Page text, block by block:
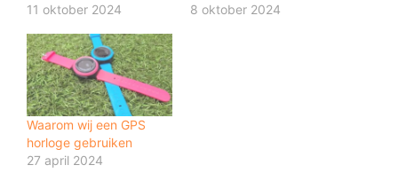
11 oktober 2024
8 oktober 2024
Waarom wij een GPS
horloge gebruiken
27 april 2024